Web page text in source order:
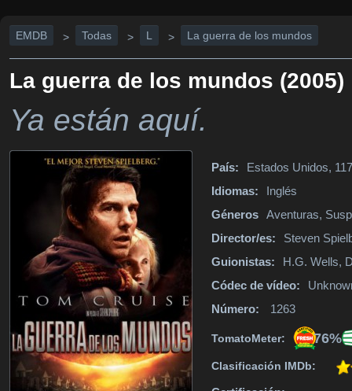
EMDB > Todas > L > La guerra de los mundos
La guerra de los mundos (2005)
Ya están aquí.
País:
Estados Unidos,
Idiomas:
Inglés
Géneros
Aventuras,
Director/es:
Steven
Guionistas:
H.G. Wells,
Códec de vídeo:
Número:
1263
TomatoMeter: 76%
Clasificación IMDb: